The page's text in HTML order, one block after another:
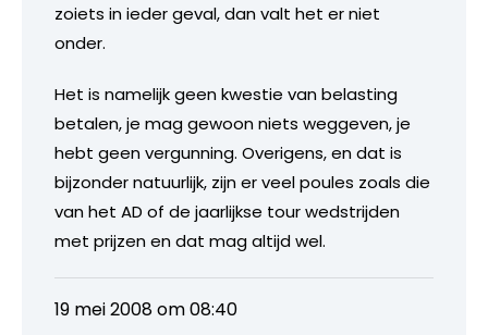
zoiets in ieder geval, dan valt het er niet
onder.
Het is namelijk geen kwestie van belasting
betalen, je mag gewoon niets weggeven, je
hebt geen vergunning. Overigens, en dat is
bijzonder natuurlijk, zijn er veel poules zoals die
van het AD of de jaarlijkse tour wedstrijden
met prijzen en dat mag altijd wel.
19 mei 2008 om 08:40